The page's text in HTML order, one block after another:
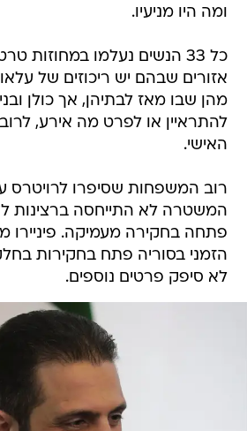
ומה היו מניעיו.
כל 33 הנשים נעלמו במחוזות
אזורים שבהם יש ריכוזים של
מהן שבו מאז לבתיהן, אך כולן
להתראיין או לפרט מה אירע,
האישי.
רוב המשפחות שסיפרו לרויטרס
המשטרה לא התייחסה ברצינות
פתחה בחקירה מעמיקה. פיניירו
הזמני בסוריה פתח בחקירות
לא סיפק פרטים נוספים.